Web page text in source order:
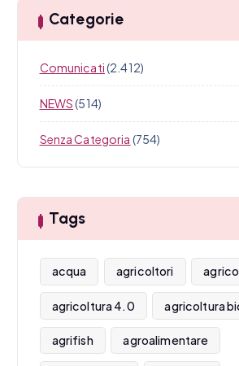
Categorie
Comunicati(2.412)
NEWS(514)
Senza Categoria (754)
Tags
acqua agricoltori
agricoltura 4.0 agricoltura
agrifish agroalimentare